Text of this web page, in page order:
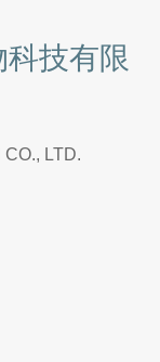
技有限
LTD.